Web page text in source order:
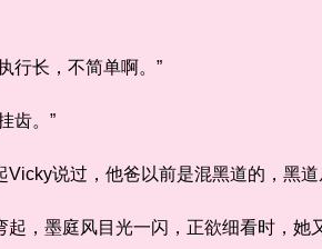
长，不简单啊。”
齿。”
说过，他爸以前是混黑道的，黑道
墨庭风目光一闪，正欲细看时，她